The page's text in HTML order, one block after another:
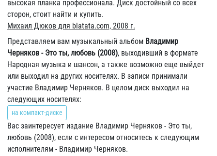
высокая планка профессионала. Диск достойный со всех
сторон, стоит найти и купить.
Михаил Дюков для blatata.com, 2008 г.
Представляем вам музыкальный альбом Владимир
Черняков - Это ты, любовь (2008), выходивший в формате
Народная музыка и шансон, а также возможно еще выйдет
или выходил на других носителях. В записи принимали
участие Владимир Черняков. В целом диск выходил на
следующих носителях:
на компакт-диске
Вас заинтересует издание Владимир Черняков - Это ты,
любовь (2008), если с интересом относитесь к следующим
исполнителям - Владимир Черняков.